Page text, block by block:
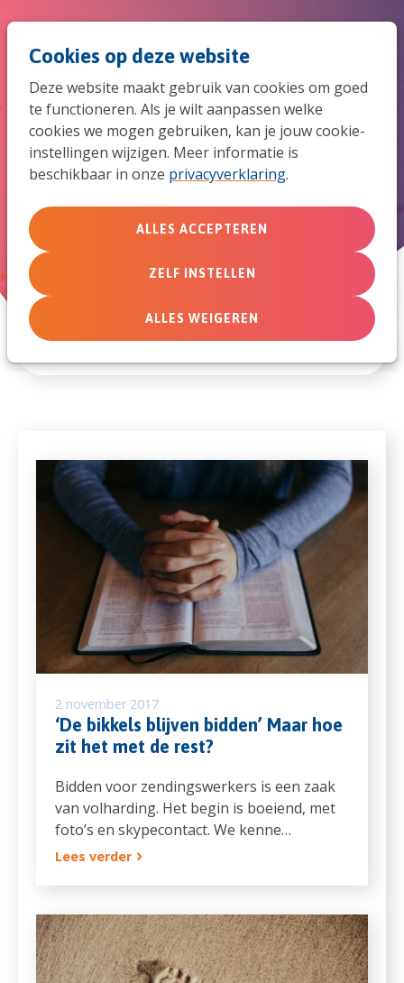
Cookies op deze website
Deze website maakt gebruik van cookies om goed
te functioneren. Als je wilt aanpassen welke
cookies we mogen gebruiken, kan je jouw cookie-
instellingen wijzigen. Meer informatie is
beschikbaar in onze privacyverklaring.
ALLES ACCEPTEREN
ZELF INSTELLEN
ALLES WEIGEREN
naar
de
Artikelen die je op weg helpen
om leven te brengen...
in de samenleving
2 november 2017
‘De bikkels blijven bidden’ Maar hoe
zit het met de rest?
Bidden voor zendingswerkers is een zaak
van volharding. Het begin is boeiend, met
foto’s en skypecontact. We kenne…
Lees verder